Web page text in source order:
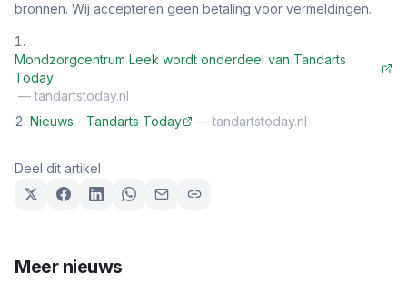
bronnen. Wij accepteren geen betaling voor vermeldingen.
Mondzorgcentrum Leek wordt onderdeel van Tandarts
Today
—tandartstoday.nl
Nieuws - Tandarts Today
—tandartstoday.nl
Deel dit artikel
Meer nieuws